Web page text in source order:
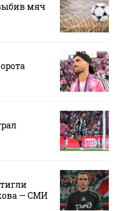
мяч
— СМИ